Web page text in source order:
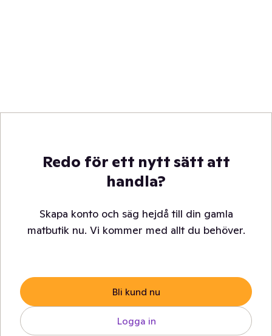
Redo för ett nytt sätt att
handla?
Skapa konto och säg hejdå till din gamla
matbutik nu. Vi kommer med allt du behöver.
Bli kund nu
Logga in